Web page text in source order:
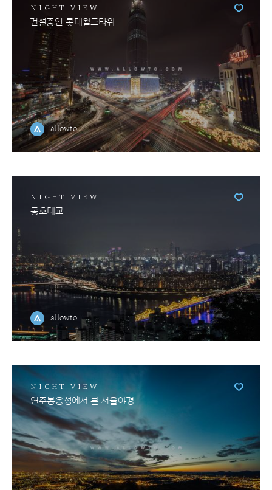
NIGHT VIEW
건설중인 롯데월드타워
allowto
NIGHT VIEW
동호대교
allowto
NIGHT VIEW
연주봉옹성에서 본 서울야경